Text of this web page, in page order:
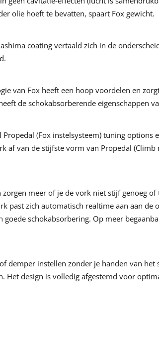
olie hoeft te bevatten, spaart Fox gewicht.
coating vertaald zich in de
van Fox heeft een hoop voordelen en
de schokabsorberende eigenschappen
(Fox instelsysteem) tuning
af van de stijfste vorm van Propedal
meer of je de vork niet stijf genoeg
past zich automatisch realtime aan aan
schokabsorbering. Op meer
demper instellen zonder je handen van
Het design is volledig afgestemd voor